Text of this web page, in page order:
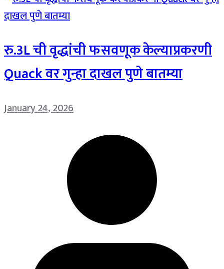
रु.3L ची वृद्धांची फसवणूक केल्याप्रकरणी
Quack वर गुन्हा दाखल पुणे बातम्या
January 24, 2026